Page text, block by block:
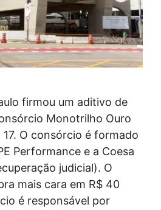
firmou um aditivo de
Monotrilho Ouro
O consórcio é formado
Performance e a Coesa
judicial). O
mais cara em R$ 40
é responsável por